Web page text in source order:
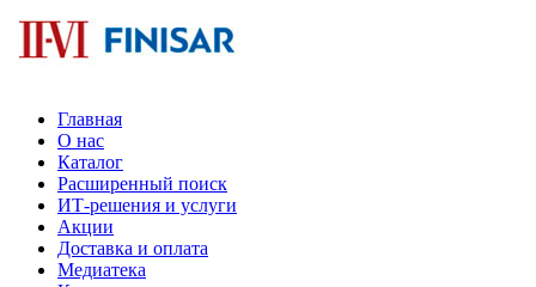
Главная
О нас
Каталог
Расширенный поиск
ИТ-решения и услуги
Акции
Доставка и оплата
Медиатека